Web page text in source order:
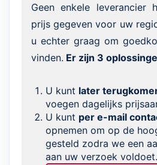
Geen enkele leverancier
prijs gegeven voor uw
u echter graag om
vinden. Er zijn 3
U kunt later
voegen dagelijks
U kunt per e-mail
opnemen om op de
gesteld zodra we een
aan uw verzoek voldoet.